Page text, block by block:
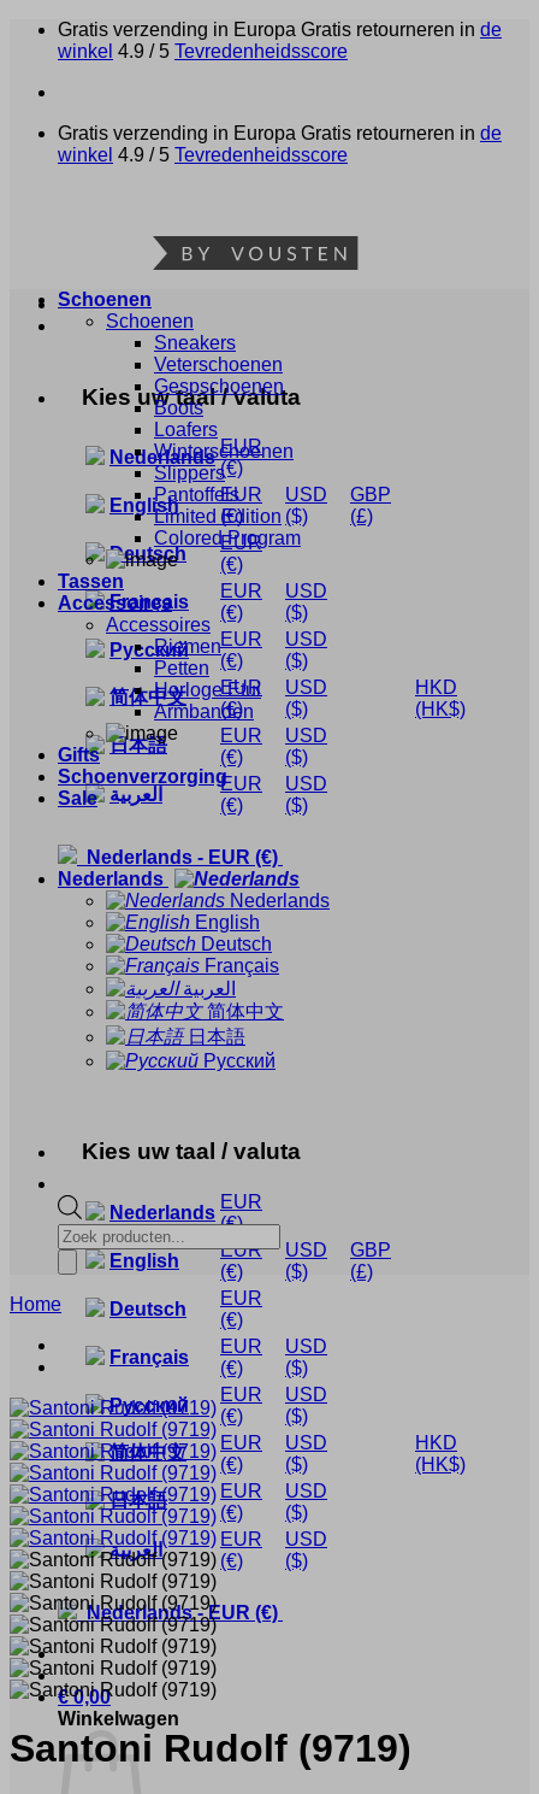
Gratis verzending in Europa Gratis retourneren in de
winkel 4.9 / 5 Tevredenheidsscore
Gratis verzending in Europa Gratis retourneren in de
winkel 4.9 / 5 Tevredenheidsscore
Kies uw taal / valuta
Nederlands
EUR
(€)
English
EUR
(€)
USD
($)
GBP
(£)
Deutsch
EUR
(€)
Français
EUR
(€)
USD
($)
Русский
EUR
(€)
USD
($)
简体中文
EUR
(€)
USD
($)
HKD
(HK$)
日本語
EUR
(€)
USD
($)
العربية
EUR
(€)
USD
($)
Nederlands - EUR (€)
Nederlands
Nederlands
English
Deutsch
Français
العربية
简体中文
日本語
Русский
Kies uw taal / valuta
Nederlands
EUR
(€)
English
EUR
(€)
USD
($)
GBP
(£)
Deutsch
EUR
(€)
Français
EUR
(€)
USD
($)
Русский
EUR
(€)
USD
($)
简体中文
EUR
(€)
USD
($)
HKD
(HK$)
日本語
EUR
(€)
USD
($)
العربية
EUR
(€)
USD
($)
Nederlands-EUR (€)
€0,00
Winkelwagen
Schoenen
Schoenen
Sneakers
Veterschoenen
Gespschoenen
Boots
Loafers
Winterschoenen
Slippers
Pantoffels
Limited Edition
Colored Program
Tassen
Accessoires
Accessoires
Riemen
Petten
Horloge Etui
Armbanden
Gifts
Schoenverzorging
Sale
Producten
zoeken
Home
Santoni Rudolf (9719)